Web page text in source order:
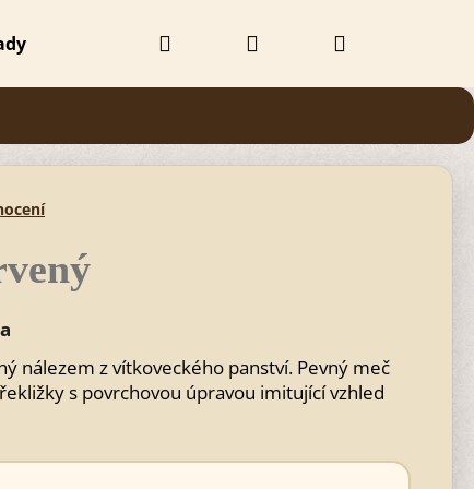
Obchodní podmínky
Hledat PřihlášeníNákupní
nálezem z vítkoveckého panství. Pevný meč
s povrchovou úpravou imitující vzhled
Následující